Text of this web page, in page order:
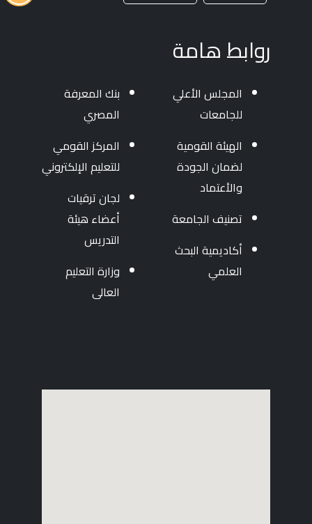
روابط هامة
المجلس الأعلي
للجامعات
الهيئة القومية
لضمان الجودة
والأعتماد
تصنيف الجامعة
أكاديمية البحث
العلمي
بنك المعرفة
المصري
المركز القومي
للتعليم الإلكتروني
لجان ترقيات
أعضاء هيئة
التدريس
وزارة التعليم
العالى